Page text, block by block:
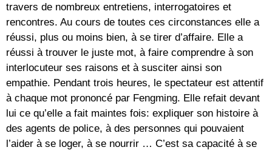
travers de nombreux entretiens, interrogatoires et
rencontres. Au cours de toutes ces circonstances elle a
réussi, plus ou moins bien, à se tirer d’affaire. Elle a
réussi à trouver le juste mot, à faire comprendre à son
interlocuteur ses raisons et à susciter ainsi son
empathie. Pendant trois heures, le spectateur est attentif
à chaque mot prononcé par Fengming. Elle refait devant
lui ce qu’elle a fait maintes fois: expliquer son histoire à
des agents de police, à des personnes qui pouvaient
l’aider à se loger, à se nourrir … C’est sa capacité à se